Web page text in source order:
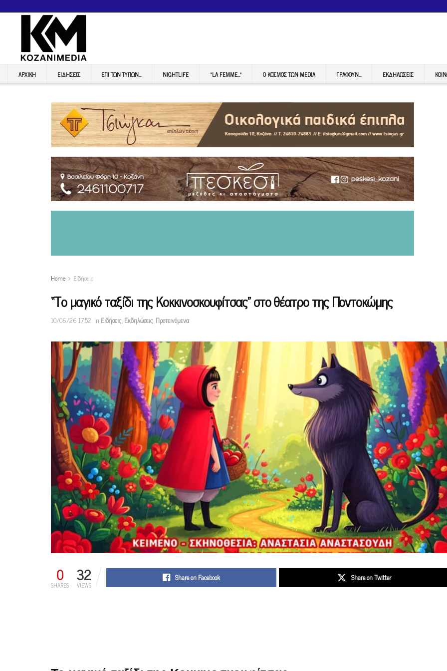
ΑΡΧΙΚΉ ΕΙΔΉΣΕΙΣ ΕΠI ΤΩΝ ΤΥΠΩΝ… NIGHTLIFE “LA FEMME…” Ο ΚΟΣΜΟΣ ΤΩΝ MEDIA ΓΡΆΦΟΥΝ… ΕΚΔΗΛΏΣΕΙΣ
Home Ειδήσεις
“Το μαγικό ταξίδι της Κοκκινοσκουφίτσας” στο θέατρο της Ποντοκώμης
10/06/26 17:52 in Ειδήσεις,Εκδηλώσεις,Προτεινόμενα
0
SHARES 32
VIEWS
Share on Facebook Share on Twitter